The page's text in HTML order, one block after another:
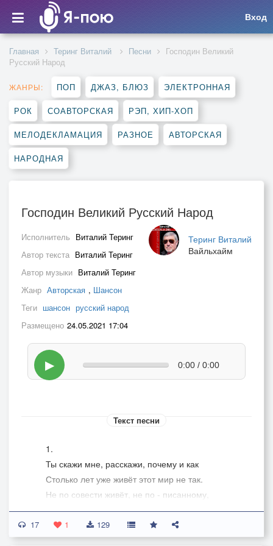
Вход
Главная Теринг Виталий Песни
Господин Великий
Русский Народ
ЖАНРЫ: ПОП ДЖАЗ, БЛЮЗ ЭЛЕКТРОННАЯ
РОК СОАВТОРСКАЯ РЭП, ХИП-ХОП
МЕЛОДЕКЛАМАЦИЯ РАЗНОЕ АВТОРСКАЯ
НАРОДНАЯ
Господин Великий Русский Народ
Теринг Виталий
Вайльхайм
Исполнитель Виталий Теринг
Автор текста Виталий Теринг
Автор музыки Виталий Теринг
Жанр Авторская , Шансон
Теги шансон русский народ
Размещено 24.05.2021 17:04
▶ 0:00 / 0:00
Текст песни
1.
Ты скажи мне, расскажи, почему и как
Столько лет уже живёт этот мир не так.
Не по совести живёт, не по - писанному,
Поклоняется чему - то всё не истинному.
Да и сами мы живём не слишком праведно,
Ну, где же гордость за себя, за дедов - прадедов?
17 1 129